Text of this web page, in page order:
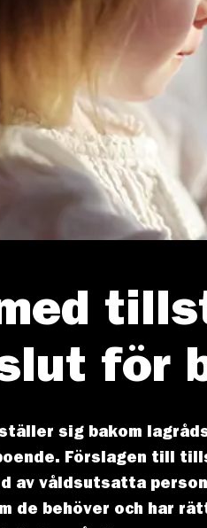
för
sig bakom
Förslagen till
av våldsutsatta
de behöver och har